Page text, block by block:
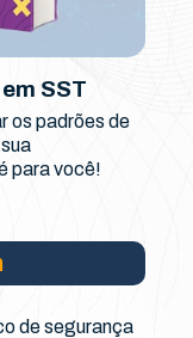
SST
os padrões de
para você!
de segurança